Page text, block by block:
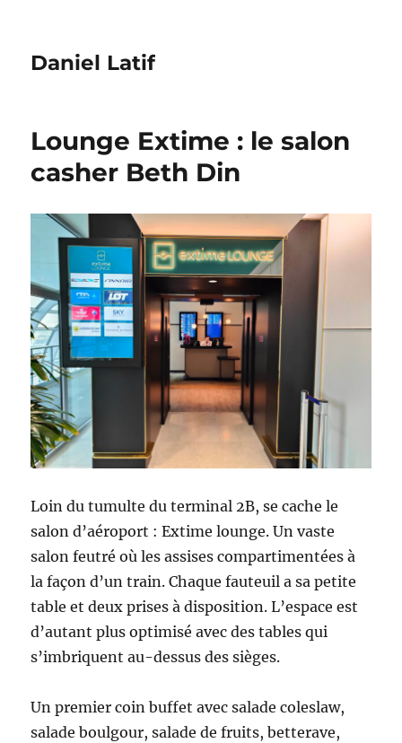
Daniel Latif
Lounge Extime : le salon
casher Beth Din
Loin du tumulte du terminal 2B, se cache le
salon d’aéroport : Extime lounge. Un vaste
salon feutré où les assises compartimentées à
la façon d’un train. Chaque fauteuil a sa petite
table et deux prises à disposition. L’espace est
d’autant plus optimisé avec des tables qui
s’imbriquent au-dessus des sièges.
Un premier coin buffet avec salade coleslaw,
salade boulgour, salade de fruits, betterave,